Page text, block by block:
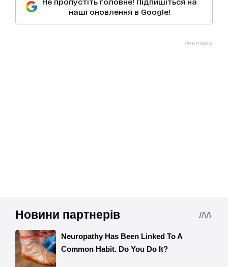
наші оновлення в Google!
Реклама